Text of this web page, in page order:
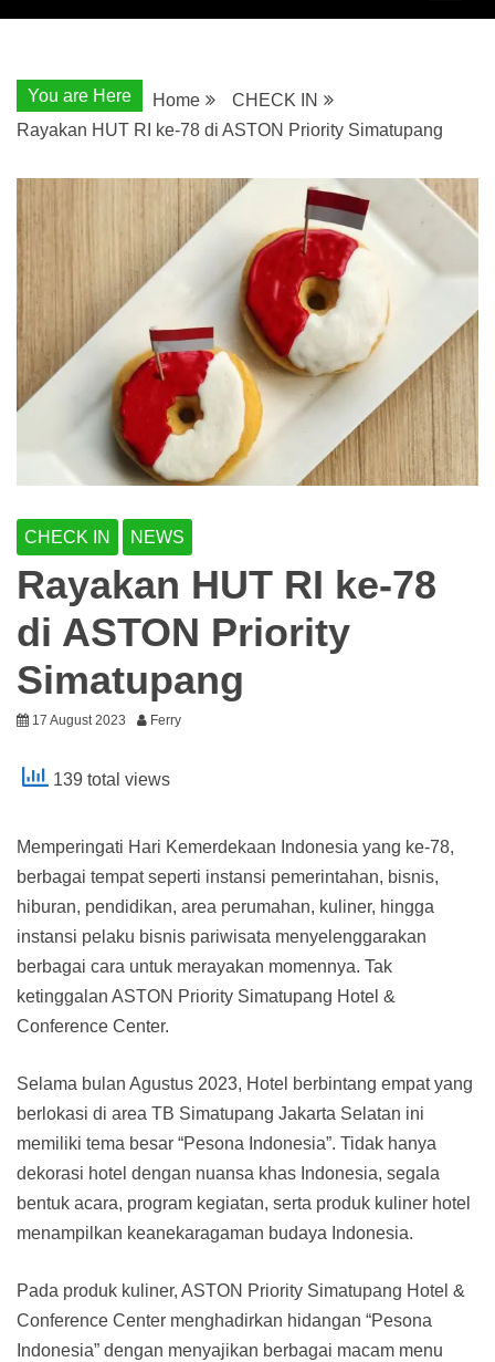
You are Here Home
CHECK IN
Rayakan HUT RI ke-78 di ASTON Priority Simatupang
CHECK IN NEWS
Rayakan HUT RI ke-78
di ASTON Priority
Simatupang
17 August 2023 Ferry
139 total views
Memperingati Hari Kemerdekaan Indonesia yang ke-78,
berbagai tempat seperti instansi pemerintahan, bisnis,
hiburan, pendidikan, area perumahan, kuliner, hingga
instansi pelaku bisnis pariwisata menyelenggarakan
berbagai cara untuk merayakan momennya. Tak
ketinggalan ASTON Priority Simatupang Hotel &
Conference Center.
Selama bulan Agustus 2023, Hotel berbintang empat yang
berlokasi di area TB Simatupang Jakarta Selatan ini
memiliki tema besar “Pesona Indonesia”. Tidak hanya
dekorasi hotel dengan nuansa khas Indonesia, segala
bentuk acara, program kegiatan, serta produk kuliner hotel
menampilkan keanekaragaman budaya Indonesia.
Pada produk kuliner, ASTON Priority Simatupang Hotel &
Conference Center menghadirkan hidangan “Pesona
Indonesia” dengan menyajikan berbagai macam menu